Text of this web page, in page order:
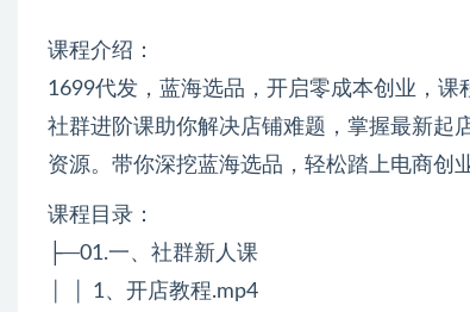
课程介绍：
1699代发，蓝海选品，开启零成本创业，课
社群进阶课助你解决店铺难题，掌握最新起
资源。带你深挖蓝海选品，轻松踏上电商创
课程目录：
├─01.一、社群新人课
│ │ 1、开店教程.mp4